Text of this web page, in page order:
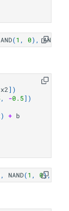
AND(1 , 0), AND
x2])
, -0.5])
) + b
NAND(1 , 0),